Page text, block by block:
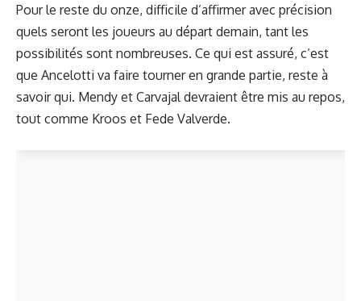
Pour le reste du onze, difficile d’affirmer avec précision
quels seront les joueurs au départ demain, tant les
possibilités sont nombreuses. Ce qui est assuré, c’est
que Ancelotti va faire tourner en grande partie, reste à
savoir qui. Mendy et Carvajal devraient être mis au repos,
tout comme Kroos et Fede Valverde.